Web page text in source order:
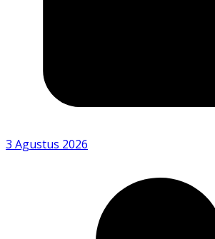
3 Agustus 2026